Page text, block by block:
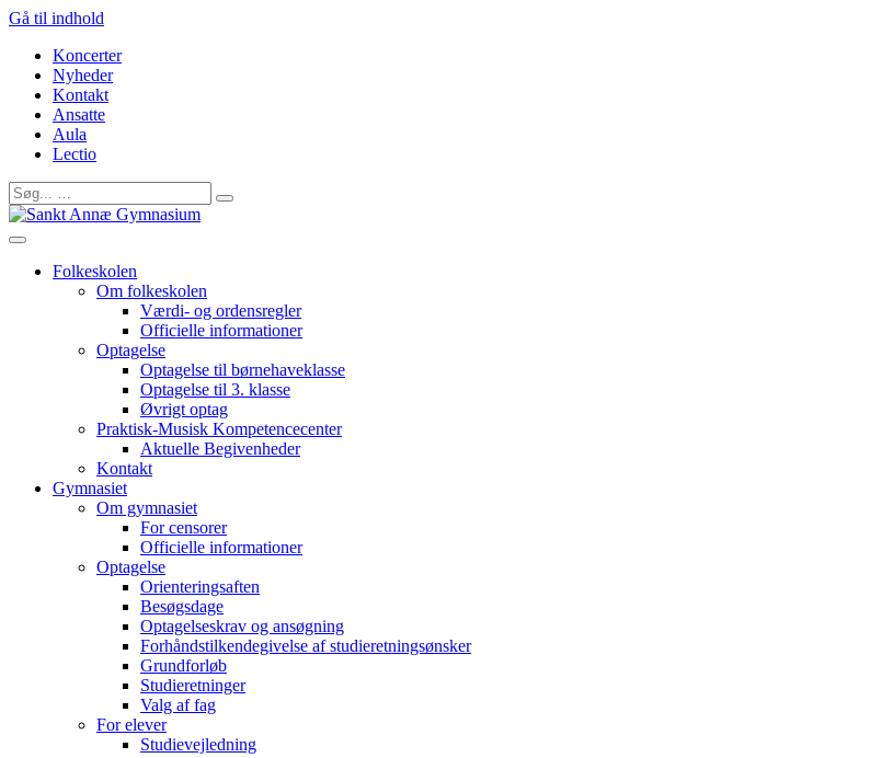
Gå til indhold
Koncerter
Nyheder
Kontakt
Ansatte
Aula
Lectio
Folkeskolen
Om folkeskolen
Værdi- og ordensregler
Officielle informationer
Optagelse
Optagelse til børnehaveklasse
Optagelse til 3. klasse
Øvrigt optag
Praktisk-Musisk Kompetencecenter
Aktuelle Begivenheder
Kontakt
Gymnasiet
Om gymnasiet
For censorer
Officielle informationer
Optagelse
Orienteringsaften
Besøgsdage
Optagelseskrav og ansøgning
Forhåndstilkendegivelse af studieretningsønsker
Grundforløb
Studieretninger
Valg af fag
For elever
Studievejledning